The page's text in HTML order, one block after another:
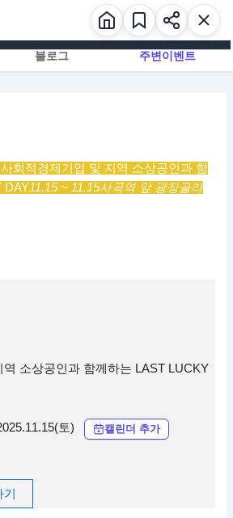
블로그 주변이벤트
사회적경제기업 및 지역 소상공인과 함
DAY11.15 ~ 11.15사곡역 앞 광장골라
소상공인과 함께하는 LAST LUCKY
토) 캘린더 추가